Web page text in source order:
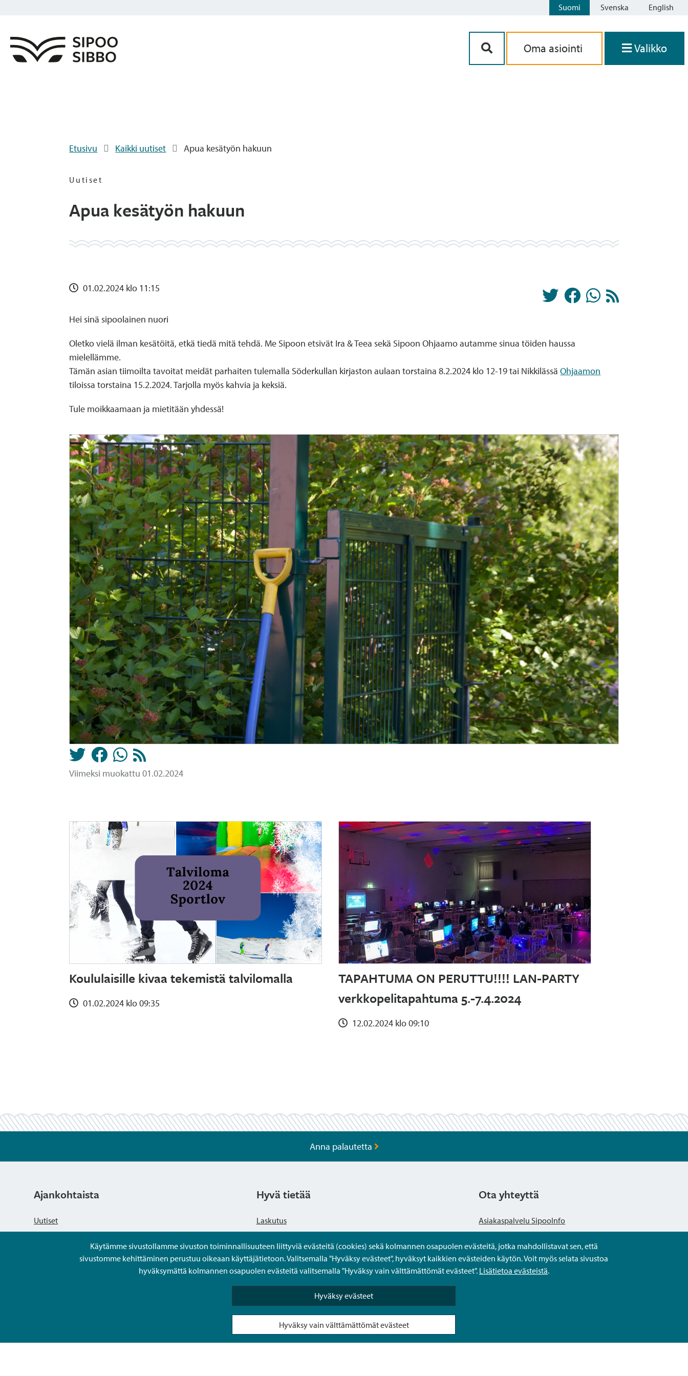
Suomi Svenska English
Oma asiointi Valikko
Etusivu Kaikki uutiset Apua kesätyön hakuun
Uutiset
Apua kesätyön hakuun
01.02.2024 klo 11:15
Hei sinä sipoolainen nuori
Oletko vielä ilman kesätöitä, etkä tiedä mitä tehdä. Me Sipoon etsivät Ira & Teea sekä Sipoon Ohjaamo autamme sinua töiden haussa
mielellämme.
Tämän asian tiimoilta tavoitat meidät parhaiten tulemalla Söderkullan kirjaston aulaan torstaina 8.2.2024 klo 12-19 tai NikkilässäOhjaamon
tiloissa torstaina 15.2.2024. Tarjolla myös kahvia ja keksiä.
Tule moikkaamaan ja mietitään yhdessä!
Viimeksi muokattu 01.02.2024
Koululaisille kivaa tekemistä talvilomalla
01.02.2024 klo 09:35
TAPAHTUMA ON PERUTTU!!!! LAN-PARTY
verkkopelitapahtuma 5.-7.4.2024
12.02.2024 klo 09:10
Käytämme sivustollamme sivuston toiminnallisuuteen liittyviä evästeitä (cookies) sekä kolmannen osapuolen evästeitä, jotka mahdollistavat sen, että
sivustomme kehittäminen perustuu oikeaan käyttäjätietoon. Valitsemalla "Hyväksy evästeet", hyväksyt kaikkien evästeiden käytön. Voit myös selata sivustoa
hyväksymättä kolmannen osapuolen evästeitä valitsemalla "Hyväksy vain välttämättömät evästeet". Lisätietoa evästeistä.
Hyväksy evästeet
Hyväksy vain välttämättömät evästeet
Anna palautetta
Ajankohtaista
Uutiset
Hyvä tietää
Laskutus
Tietosuojaseloste
Saavutettavuusseloste
Usein kysytyt kysymykset
Puolesta-asiointi Sipoon Oma asioinnissa
Ota yhteyttä
Asiakaspalvelu SipooInfo
Anna palautetta nimettömästi
Kysy tai asioi